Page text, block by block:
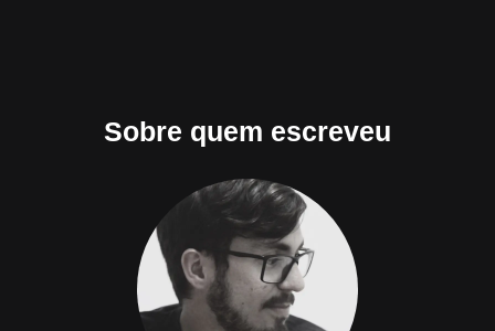
Sobre quem escreveu